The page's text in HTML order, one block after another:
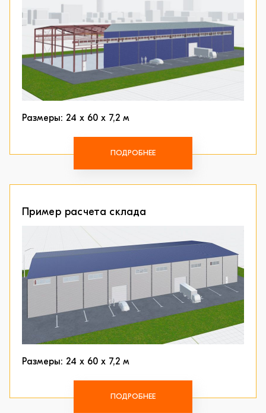
Размеры: 24 х 60 х 7,2 м
ПОДРОБНЕЕ
Пример расчета склада
Размеры: 24 х 60 х 7,2 м
ПОДРОБНЕЕ